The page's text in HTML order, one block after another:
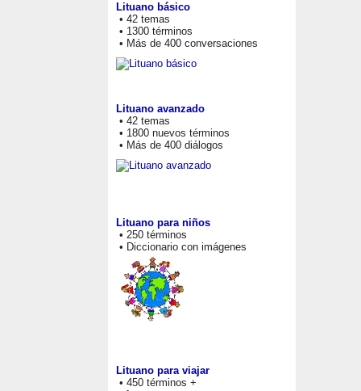
Lituano básico
• 42 temas
• 1300 términos
• Más de 400 conversaciones
Lituano avanzado
• 42 temas
• 1800 nuevos términos
• Más de 400 diálogos
Lituano para niños
• 250 términos
• Diccionario con imágenes
Lituano para viajar
• 450 términos +